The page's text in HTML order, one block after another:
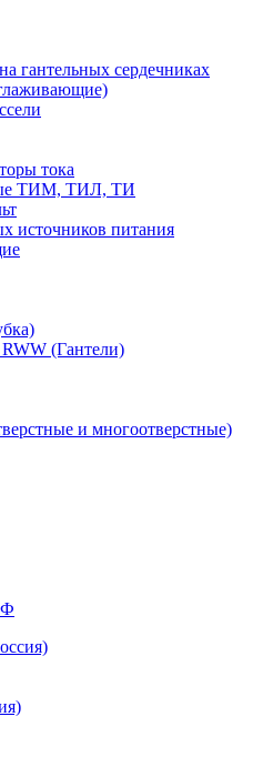
гантельных сердечниках
тока
ТИМ, ТИЛ, ТИ
источников питания
(Гантели)
и многоотверстные)